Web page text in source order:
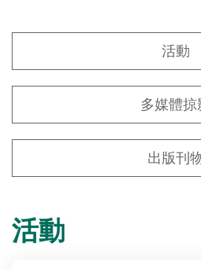
活動
多媒體掠
出版刊
活動